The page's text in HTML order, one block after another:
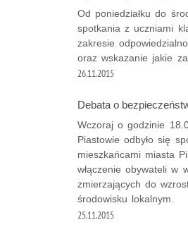
Od poniedziałku do
spotkania z uczniami
zakresie
oraz wskazanie jakie
26.11.2015
Debata o
Wczoraj o godzinie
Piastowie odbyło się
mieszkańcami miasta
włączenie obywateli w
zmierzających do
środowisku lokalnym.
25.11.2015